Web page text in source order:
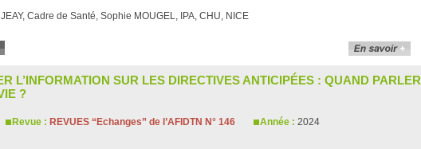
Cadre de Santé, Sophie MOUGEL, IPA, CHU, NICE
L’INFORMATION SUR LES DIRECTIVES ANTICIPÉES : QUAND PARLER
?
Revue : REVUES “Echanges” de l’AFIDTN N° 146 Année : 2024